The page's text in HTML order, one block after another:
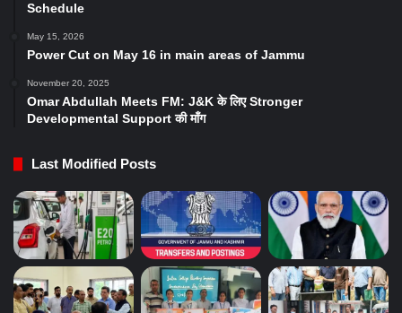
Schedule
May 15, 2026
Power Cut on May 16 in main areas of Jammu
November 20, 2025
Omar Abdullah Meets FM: J&K के लिए Stronger
Developmental Support की माँग
Last Modified Posts